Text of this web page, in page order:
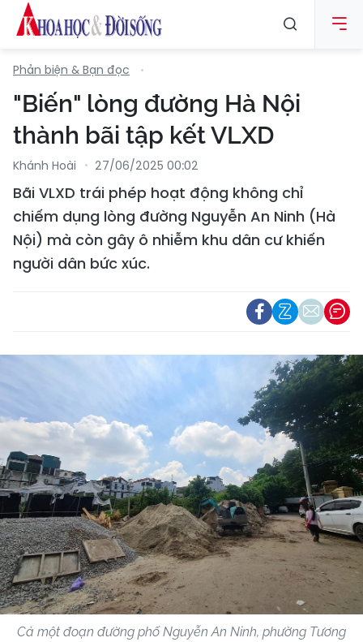
Phản biện & Bạn đọc
"Biến" lòng đường Hà Nội
thành bãi tập kết VLXD
Khánh Hoài 27/06/2025 00:02
Bãi VLXD trái phép hoạt động không chỉ
chiếm dụng lòng đường Nguyễn An Ninh (Hà
Nội) mà còn gây ô nhiễm khu dân cư khiến
người dân bức xúc.
Cả một đoạn đường phố Nguyễn An Ninh, phường Tương